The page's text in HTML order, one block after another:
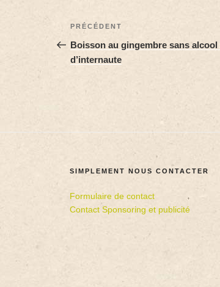
PRÉCÉDENT
Boisson au gingembre sans alcool
d’internaute
SIMPLEMENT NOUS CONTACTER
Formulaire de contact
Contact Sponsoring et publicité